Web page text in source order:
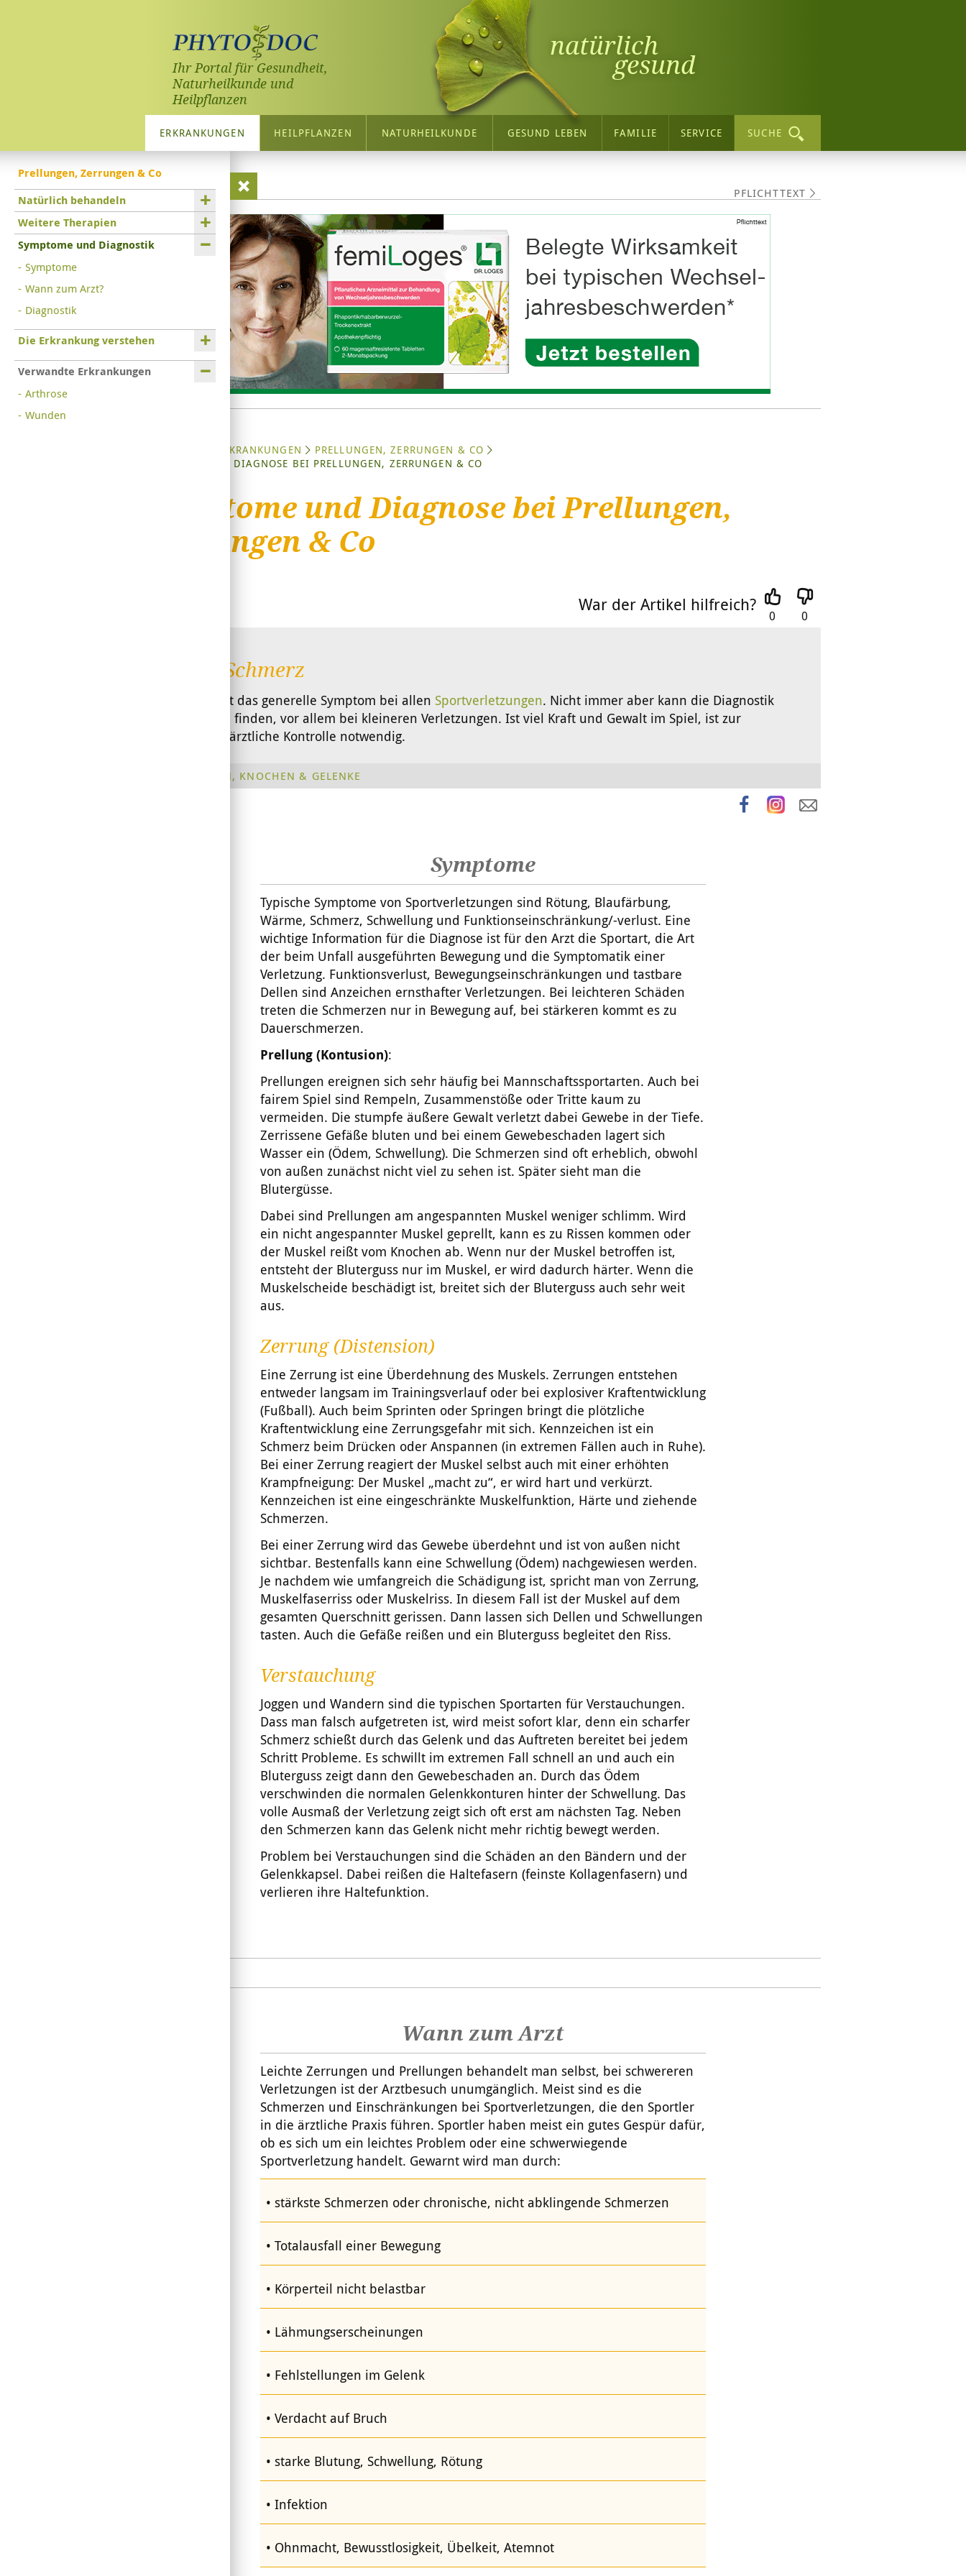
Ihr Portal für Gesundheit,
Naturheilkunde und
Heilpflanzen
natürlich
gesund
ERKRANKUNGEN HEILPFLANZEN NATURHEILKUNDE GESUND LEBEN FAMILIE SERVICE SUCHE
PFLICHTTEXT
ERKRANKUNGEN
PRELLUNGEN, ZERRUNGEN & CO
SYMPTOME UND DIAGNOSE BEI PRELLUNGEN, ZERRUNGEN & CO
Symptome und Diagnose bei Prellungen,
Zerrungen & Co
War der Artikel hilfreich?
0 0
Stopp Schmerz
Schmerz ist das generelle Symptom bei allen Sportverletzungen. Nicht immer aber kann die Diagnostik
den Grund finden, vor allem bei kleineren Verletzungen. Ist viel Kraft und Gewalt im Spiel, ist zur
Sicherheit ärztliche Kontrolle notwendig.
MUSKELN, KNOCHEN & GELENKE
Prellungen, Zerrungen & Co
Natürlich behandeln
Weitere Therapien
Symptome und Diagnostik
Symptome
Wann zum Arzt?
Diagnostik
Die Erkrankung verstehen
Verwandte Erkrankungen
Arthrose
Wunden
Symptome
Typische Symptome von Sportverletzungen sind Rötung, Blaufärbung,
Wärme, Schmerz, Schwellung und Funktionseinschränkung/-verlust. Eine
wichtige Information für die Diagnose ist für den Arzt die Sportart, die Art
der beim Unfall ausgeführten Bewegung und die Symptomatik einer
Verletzung. Funktionsverlust, Bewegungseinschränkungen und tastbare
Dellen sind Anzeichen ernsthafter Verletzungen. Bei leichteren Schäden
treten die Schmerzen nur in Bewegung auf, bei stärkeren kommt es zu
Dauerschmerzen.
Prellung (Kontusion):
Prellungen ereignen sich sehr häufig bei Mannschaftssportarten. Auch bei
fairem Spiel sind Rempeln, Zusammenstöße oder Tritte kaum zu
vermeiden. Die stumpfe äußere Gewalt verletzt dabei Gewebe in der Tiefe.
Zerrissene Gefäße bluten und bei einem Gewebeschaden lagert sich
Wasser ein (Ödem, Schwellung). Die Schmerzen sind oft erheblich, obwohl
von außen zunächst nicht viel zu sehen ist. Später sieht man die
Blutergüsse.
Dabei sind Prellungen am angespannten Muskel weniger schlimm. Wird
ein nicht angespannter Muskel geprellt, kann es zu Rissen kommen oder
der Muskel reißt vom Knochen ab. Wenn nur der Muskel betroffen ist,
entsteht der Bluterguss nur im Muskel, er wird dadurch härter. Wenn die
Muskelscheide beschädigt ist, breitet sich der Bluterguss auch sehr weit
aus.
Zerrung (Distension)
Eine Zerrung ist eine Überdehnung des Muskels. Zerrungen entstehen
entweder langsam im Trainingsverlauf oder bei explosiver Kraftentwicklung
(Fußball). Auch beim Sprinten oder Springen bringt die plötzliche
Kraftentwicklung eine Zerrungsgefahr mit sich. Kennzeichen ist ein
Schmerz beim Drücken oder Anspannen (in extremen Fällen auch in Ruhe).
Bei einer Zerrung reagiert der Muskel selbst auch mit einer erhöhten
Krampfneigung: Der Muskel „macht zu“, er wird hart und verkürzt.
Kennzeichen ist eine eingeschränkte Muskelfunktion, Härte und ziehende
Schmerzen.
Bei einer Zerrung wird das Gewebe überdehnt und ist von außen nicht
sichtbar. Bestenfalls kann eine Schwellung (Ödem) nachgewiesen werden.
Je nachdem wie umfangreich die Schädigung ist, spricht man von Zerrung,
Muskelfaserriss oder Muskelriss. In diesem Fall ist der Muskel auf dem
gesamten Querschnitt gerissen. Dann lassen sich Dellen und Schwellungen
tasten. Auch die Gefäße reißen und ein Bluterguss begleitet den Riss.
Verstauchung
Joggen und Wandern sind die typischen Sportarten für Verstauchungen.
Dass man falsch aufgetreten ist, wird meist sofort klar, denn ein scharfer
Schmerz schießt durch das Gelenk und das Auftreten bereitet bei jedem
Schritt Probleme. Es schwillt im extremen Fall schnell an und auch ein
Bluterguss zeigt dann den Gewebeschaden an. Durch das Ödem
verschwinden die normalen Gelenkkonturen hinter der Schwellung. Das
volle Ausmaß der Verletzung zeigt sich oft erst am nächsten Tag. Neben
den Schmerzen kann das Gelenk nicht mehr richtig bewegt werden.
Problem bei Verstauchungen sind die Schäden an den Bändern und der
Gelenkkapsel. Dabei reißen die Haltefasern (feinste Kollagenfasern) und
verlieren ihre Haltefunktion.
Wann zum Arzt
Leichte Zerrungen und Prellungen behandelt man selbst, bei schwereren
Verletzungen ist der Arztbesuch unumgänglich. Meist sind es die
Schmerzen und Einschränkungen bei Sportverletzungen, die den Sportler
in die ärztliche Praxis führen. Sportler haben meist ein gutes Gespür dafür,
ob es sich um ein leichtes Problem oder eine schwerwiegende
Sportverletzung handelt. Gewarnt wird man durch:
stärkste Schmerzen oder chronische, nicht abklingende Schmerzen
Totalausfall einer Bewegung
Körperteil nicht belastbar
Lähmungserscheinungen
Fehlstellungen im Gelenk
Verdacht auf Bruch
starke Blutung, Schwellung, Rötung
Infektion
Ohnmacht, Bewusstlosigkeit, Übelkeit, Atemnot